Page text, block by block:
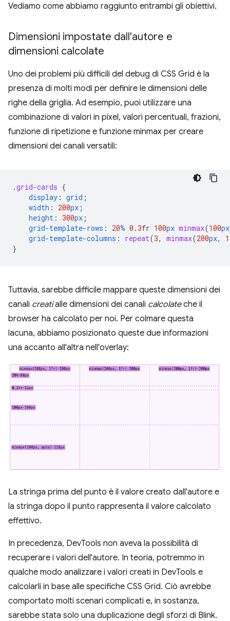
Vediamo come abbiamo raggiunto entrambi gli obiettivi.
Dimensioni impostate dall'autore e
dimensioni calcolate
Uno dei problemi più difficili del debug di CSS Grid è la
presenza di molti modi per definire le dimensioni delle
righe della griglia. Ad esempio, puoi utilizzare una
combinazione di valori in pixel, valori percentuali, frazioni,
funzione di ripetizione e funzione minmax per creare
dimensioni dei canali versatili:
.grid-cards {
display : grid ;
width : 200px ;
height : 300px ;
grid-template-rows : 20% 0.3fr 100px minmax(100px
grid-template-columns : repeat(3, minmax(200px, 1
}
Tuttavia, sarebbe difficile mappare queste dimensioni dei
canali creatialle dimensioni dei canali calcolateche il
browser ha calcolato per noi. Per colmare questa
lacuna, abbiamo posizionato queste due informazioni
una accanto all'altra nell'overlay:
La stringa prima del punto è il valore creato dall'autore e
la stringa dopo il punto rappresenta il valore calcolato
effettivo.
In precedenza, DevTools non aveva la possibilità di
recuperare i valori dell'autore. In teoria, potremmo in
qualche modo analizzare i valori creati in DevTools e
calcolarli in base alle specifiche CSS Grid. Ciò avrebbe
comportato molti scenari complicati e, in sostanza,
sarebbe stata solo una duplicazione degli sforzi di Blink.